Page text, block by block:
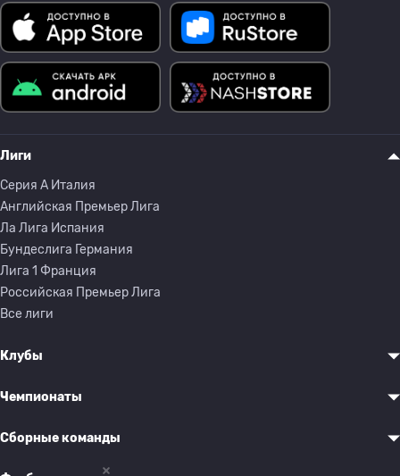
Лиги
Серия A Италия
Английская Премьер Лига
Ла Лига Испания
Бундеслига Германия
Лига 1 Франция
Российская Премьер Лига
Все лиги
Клубы
Чемпионаты
Сборные команды